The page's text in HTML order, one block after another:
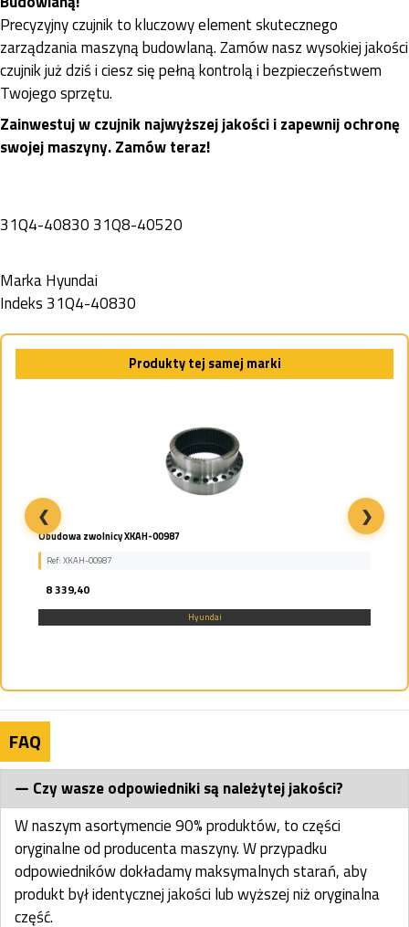
Precyzyjny czujnik to kluczowy element skutecznego
zarządzania maszyną budowlaną. Zamów nasz wysokiej jakości
czujnik już dziś i ciesz się pełną kontrolą i bezpieczeństwem
Twojego sprzętu.
Zainwestuj w czujnik najwyższej jakości i zapewnij ochronę
swojej maszyny. Zamów teraz!
31Q4-40830 31Q8-40520
MarkaHyundai
Indeks 31Q4-40830
Produkty tej samej marki
Obudowa zwolnicy XKAH-00987
Ref: XKAH-00987
8 339,40
Hyundai
❮ ❯
FAQ
Czy wasze odpowiedniki są należytej jakości?
W naszym asortymencie 90% produktów, to części
oryginalne od producenta maszyny. W przypadku
odpowiedników dokładamy maksymalnych starań, aby
produkt był identycznej jakości lub wyższej niż oryginalna
część.